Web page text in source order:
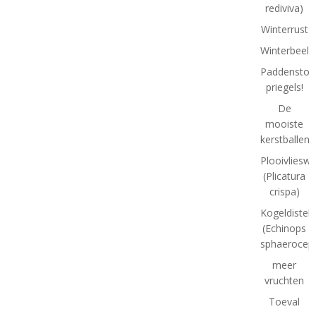
rediviva)
Winterrust
priegels!
De
mooiste
kerstballen
(Plicatura
crispa)
Kogeldistel
(Echinops
meer
vruchten
Toeval